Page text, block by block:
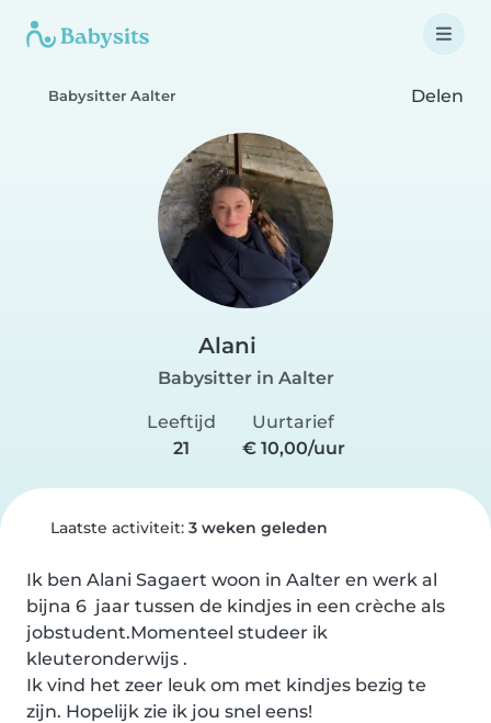
Babysitter Aalter Delen
Alani
Babysitter in Aalter
Leeftijd
21
Uurtarief
€ 10,00/uur
Laatste activiteit: 3 weken geleden
Ik ben Alani Sagaert woon in Aalter en werk al
bijna 6  jaar tussen de kindjes in een crèche als
jobstudent.Momenteel studeer ik
kleuteronderwijs .
Ik vind het zeer leuk om met kindjes bezig te
zijn. Hopelijk zie ik jou snel eens!